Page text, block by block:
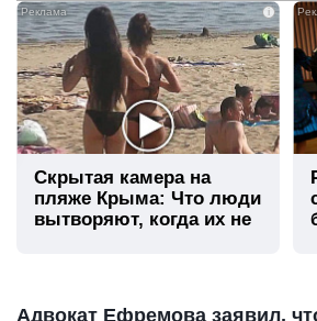
i
Скрытая камера на
пляже Крыма: Что люди
вытворяют, когда их не
Адвокат Ефремова заявил,